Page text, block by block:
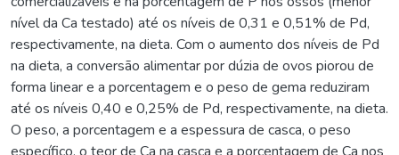
nível da Ca testado) até os níveis de 0,31 e 0,51% de Pd,
respectivamente, na dieta. Com o aumento dos níveis de Pd
na dieta, a conversão alimentar por dúzia de ovos piorou de
forma linear e a porcentagem e o peso de gema reduziram
até os níveis 0,40 e 0,25% de Pd, respectivamente, na dieta.
O peso, a porcentagem e a espessura de casca, o peso